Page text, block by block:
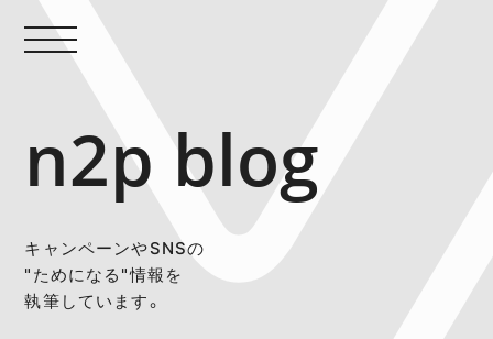
n2p blog
キャンペーンやSNSの
"ためになる"情報を
執筆しています。